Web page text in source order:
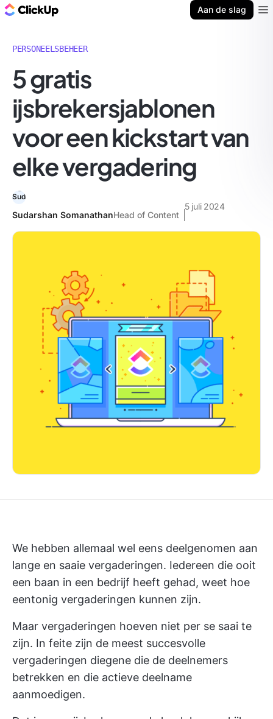
Aan de slag
PERSONEELSBEHEER
5 gratis
ijsbrekersjablonen
voor een kickstart van
elke vergadering
Sudarshan SomanathanHead of Content
5 juli 2024
We hebben allemaal wel eens deelgenomen aan
lange en saaie vergaderingen. Iedereen die ooit
een baan in een bedrijf heeft gehad, weet hoe
eentonig vergaderingen kunnen zijn.
Maar vergaderingen hoeven niet per se saai te
zijn. In feite zijn de meest succesvolle
vergaderingen diegene die de deelnemers
betrekken en die actieve deelname
aanmoedigen.